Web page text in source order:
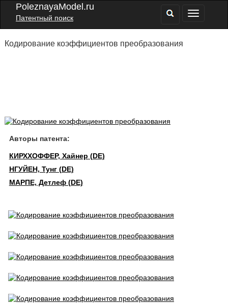
PoleznayaModel.ru
Патентный поиск
Кодирование коэффициентов преобразования
Авторы патента:
КИРХХОФФЕР, Хайнер (DE)
НГУЙЕН, Тунг (DE)
МАРПЕ, Детлеф (DE)